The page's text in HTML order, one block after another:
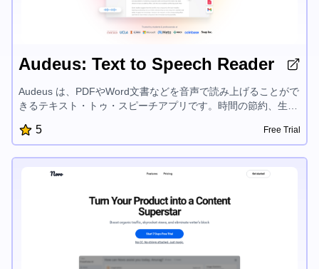
Audeus: Text to Speech Reader
Audeus は、PDFやWord文書などを音声で読み上げることがで
きるテキスト・トゥ・スピーチアプリです。時間の節約、生産
スムーズなテキストハイライト、再生スピードのカスタマイズ
機能を備えており、読書体験を一変させ、新しい水準の集中力
5 Free Trial